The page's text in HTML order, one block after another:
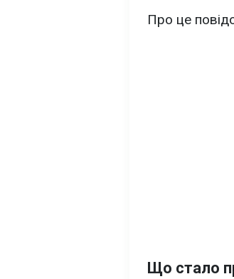
Про це
Що стало